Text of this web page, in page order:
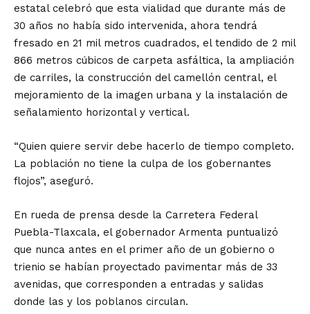
estatal celebró que esta vialidad que durante más de
30 años no había sido intervenida, ahora tendrá
fresado en 21 mil metros cuadrados, el tendido de 2 mil
866 metros cúbicos de carpeta asfáltica, la ampliación
de carriles, la construcción del camellón central, el
mejoramiento de la imagen urbana y la instalación de
señalamiento horizontal y vertical.
“Quien quiere servir debe hacerlo de tiempo completo.
La población no tiene la culpa de los gobernantes
flojos”, aseguró.
En rueda de prensa desde la Carretera Federal
Puebla-Tlaxcala, el gobernador Armenta puntualizó
que nunca antes en el primer año de un gobierno o
trienio se habían proyectado pavimentar más de 33
avenidas, que corresponden a entradas y salidas
donde las y los poblanos circulan.